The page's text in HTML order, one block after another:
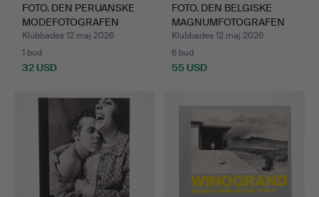
FOTO. DEN PERUANSKE
MODEFOTOGRAFEN
MARIO T…
Klubbades 12 maj 2026
1 bud
32 USD
FOTO. DEN BELGISKE
MAGNUMFOTOGRAFEN
HARRY …
Klubbades 12 maj 2026
6 bud
55 USD